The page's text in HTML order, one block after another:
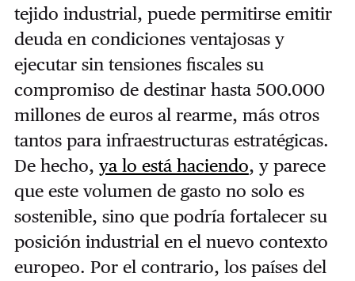
tejido industrial, puede permitirse emitir
deuda en condiciones ventajosas y
ejecutar sin tensiones fiscales su
compromiso de destinar hasta 500.000
millones de euros al rearme, más otros
tantos para infraestructuras estratégicas.
De hecho, ya lo está haciendo, y parece
que este volumen de gasto no solo es
sostenible, sino que podría fortalecer su
posición industrial en el nuevo contexto
europeo. Por el contrario, los países del